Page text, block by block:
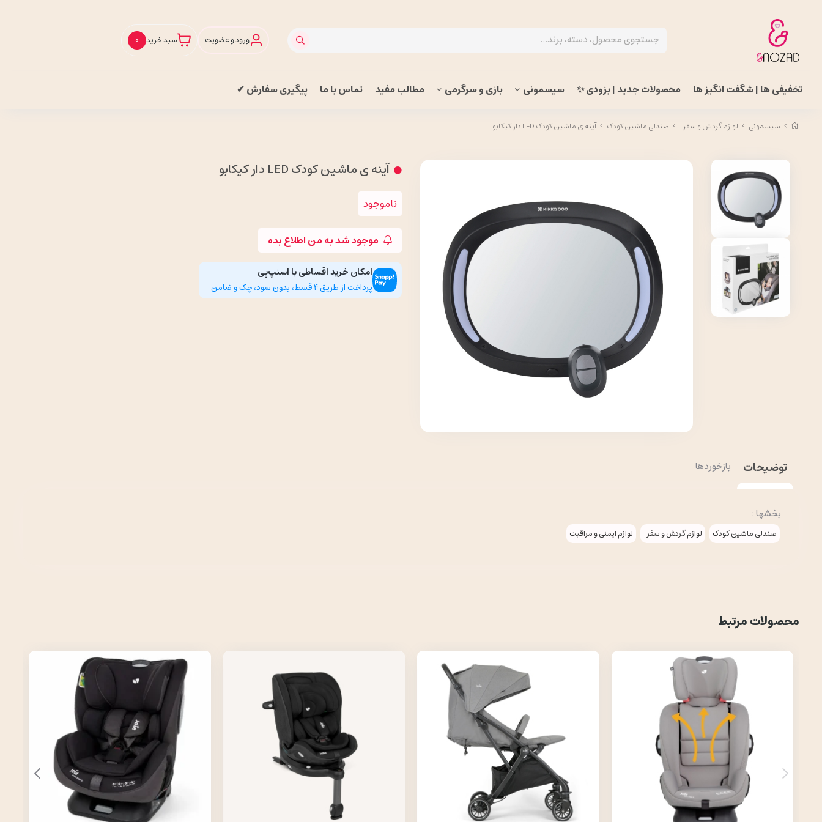
ورود و عضویت سبد خرید 0
تخفیفی ها | شگفت انگیز ها محصولات جدید | بزودی ✨ سیسمونی بازی و سرگرمی مطالب مفید تماس با ما پیگیری سفارش ✔
سیسمونی لوازم گردش و سفر صندلی ماشین کودک آینه ی ماشین کودک LED دار کیکابو
آینه ی ماشین کودک LED دار کیکابو
ناموجود
موجود شد به من اطلاع بده
امکان خرید اقساطی با اسنپ‌پی
پرداخت از طریق 4 قسط، بدون سود، چک و ضامن
توضیحات بازخوردها
بخشها :
صندلی ماشین کودک لوازم گردش و سفر لوازم ایمنی و مراقبت
محصولات مرتبط